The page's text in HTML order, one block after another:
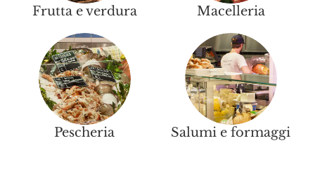
Frutta e verdura Macelleria
Pescheria Salumi e formaggi